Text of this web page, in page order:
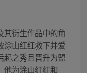
其衍生作品中的角
涂山红红救下并爱
起之秀且晋升为盟
他为涂山红红和